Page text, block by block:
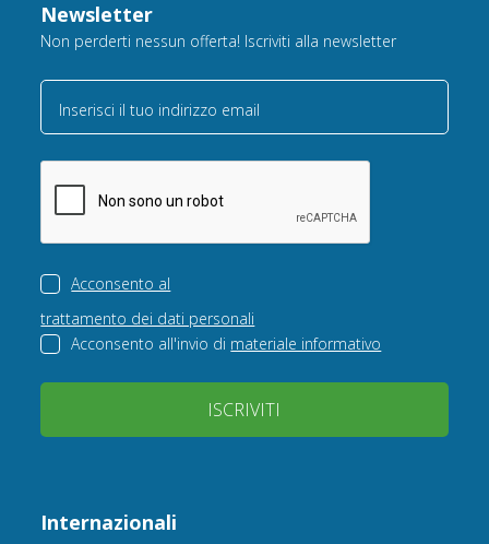
Newsletter
Non perderti nessun offerta! Iscriviti alla newsletter
Inserisci il tuo indirizzo email
Acconsento al
trattamento dei dati personali
Acconsento all'invio di materiale informativo
ISCRIVITI
Internazionali